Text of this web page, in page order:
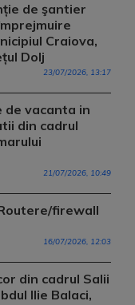
de şantier
Craiova,
Dolj
23/07/2026, 13:17
de vacanta in
din cadrul
21/07/2026, 10:49
firewall
16/07/2026, 12:03
din cadrul Salii
Ilie Balaci,